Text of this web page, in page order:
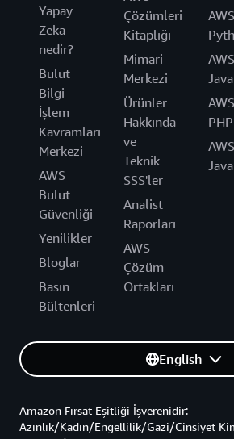
Yapay
Zeka
nedir?
Bulut
Bilgi
İşlem
Kavramları
Merkezi
AWS
Bulut
Güvenliği
Yenilikler
Bloglar
Basın
Bültenleri
Çözümleri
Kitaplığı
Mimari
Merkezi
Ürünler
Hakkında
ve
Teknik
SSS'ler
Analist
Raporları
AWS
Çözüm
Ortakları
Java
PHP
English
Amazon Fırsat Eşitliği İşverenidir:
Azınlık/Kadın/Engellilik/Gazi/Cinsiyet